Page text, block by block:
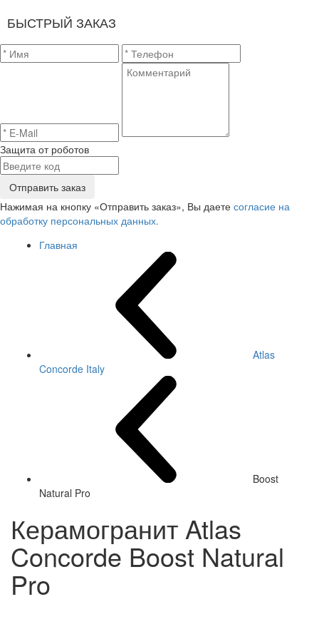
БЫСТРЫЙ ЗАКАЗ
Защита от роботов
Отправить заказ
Нажимая на кнопку «Отправить заказ», Вы даете согласие на
обработку персональных данных.
Главная
Atlas
Concorde Italy
Boost
Natural Pro
Керамогранит Atlas
Concorde Boost Natural
Pro